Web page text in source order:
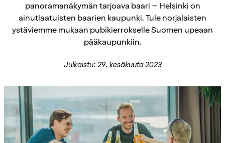
panoramanäkymän tarjoava baari – Helsinki on
ainutlaatuisten baarien kaupunki. Tule norjalaisten
ystäviemme mukaan pubikierrokselle Suomen upeaan
pääkaupunkiin.
Julkaistu: 29. kesäkuuta 2023